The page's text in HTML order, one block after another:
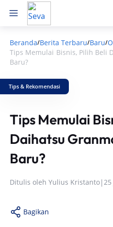
Beranda/Berita Terbaru/Baru/
Tips Memulai Bisnis, Pilih Beli
Baru?
Tips & Rekomendasi
Tips Memulai
Daihatsu
Baru?
Ditulis oleh Yulius Kristanto|
Bagikan